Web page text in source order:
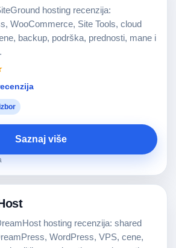
hosting recenzija:
WooCommerce, Site Tools, cloud
backup, podrška, prednosti, mane i
Saznaj više
hosting recenzija: shared
WordPress, VPS, cene,